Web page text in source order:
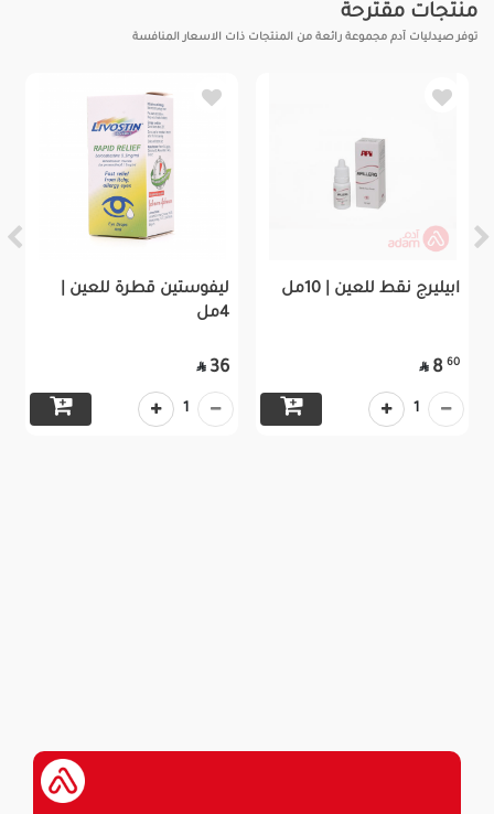
منتجات مقترحة
توفر صيدليات آدم مجموعة رائعة من المنتجات ذات الاسعار المنافسة
ابيليرج نقط للعين | 10مل
60
8

1
ليفوستين قطرة للعين |
4مل
36

1